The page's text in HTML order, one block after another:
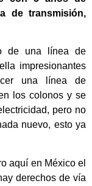
de transmisión,
de una línea de
impresionantes
una línea de
los colonos y se
pero no
nuevo, esto ya
aquí en México el
derechos de vía